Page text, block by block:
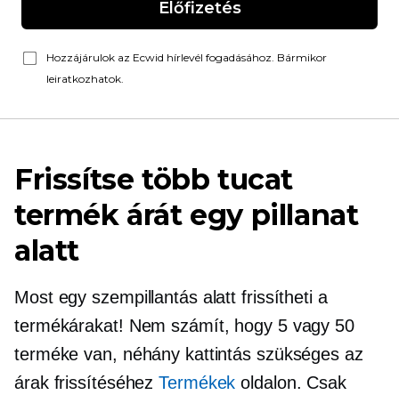
Előfizetés
Hozzájárulok az Ecwid hírlevél fogadásához. Bármikor
leiratkozhatok.
Frissítse több tucat
termék árát egy pillanat
alatt
Most egy szempillantás alatt frissítheti a
termékárakat! Nem számít, hogy 5 vagy 50
terméke van, néhány kattintás szükséges az
árak frissítéséhezTermékek oldalon. Csak